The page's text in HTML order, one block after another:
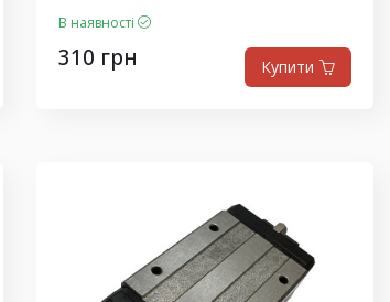
В наявності
310 грн Купити